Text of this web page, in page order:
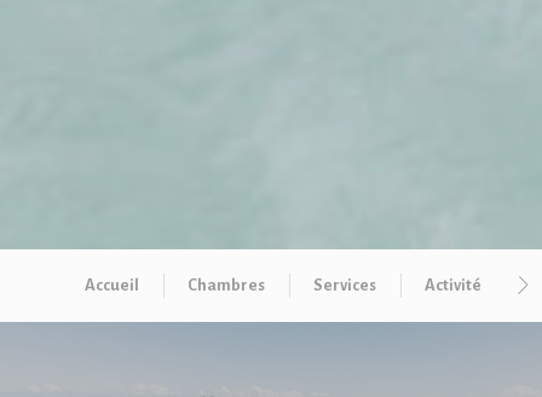
Accueil Chambres Services Activités